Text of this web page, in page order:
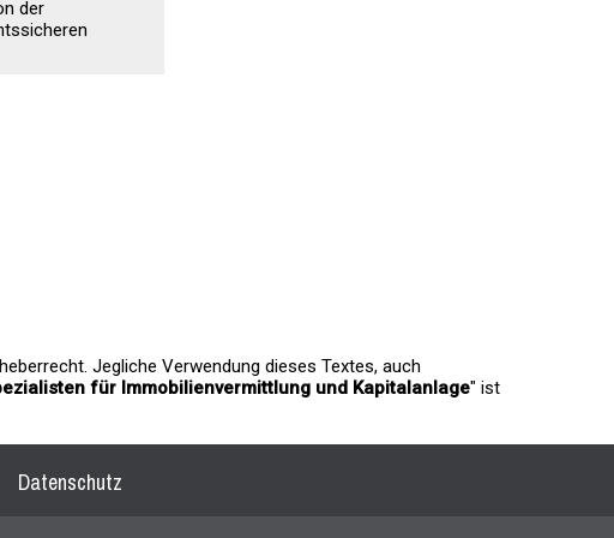
der
Jegliche Verwendung dieses Textes, auch
für Immobilienvermittlung und Kapitalanlage" ist
Datenschutz